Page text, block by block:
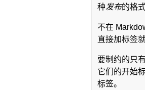
种发布的格
不在
直接加标签
要制约的只
它们的开始
标签。